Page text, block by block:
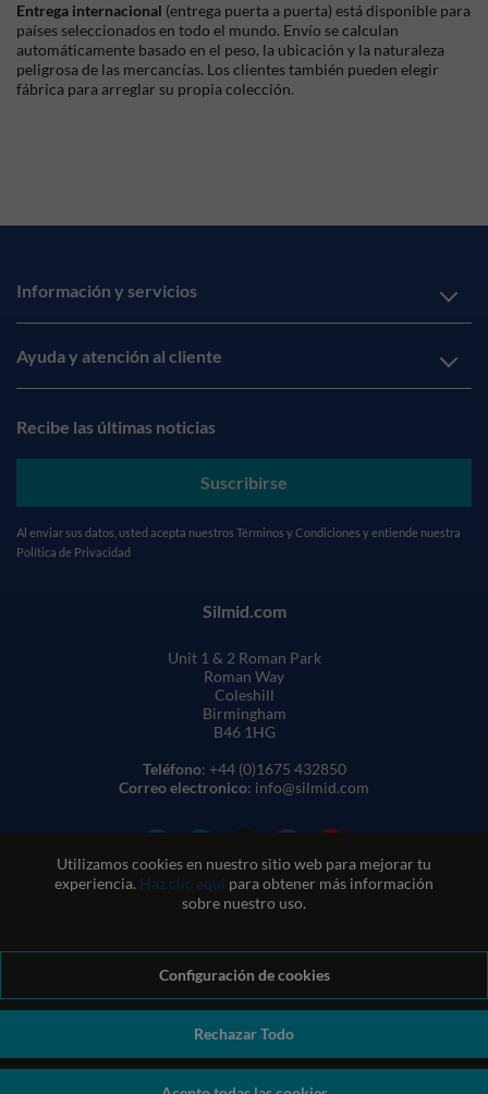
Utilizamos cookies en nuestro sitio web para mejorar tu
experiencia. Haz clic aquí para obtener más información
sobre nuestro uso.
Configuración de cookies
Rechazar Todo
Entrega internacional (entrega puerta a puerta) está disponible para
países seleccionados en todo el mundo. Envío se calculan
automáticamente basado en el peso, la ubicación y la naturaleza
peligrosa de las mercancías. Los clientes también pueden elegir
fábrica para arreglar su propia colección.
Información y servicios
Ayuda y atención al cliente
Recibe las últimas noticias
Suscribirse
Al enviar sus datos, usted acepta nuestros Términos y Condiciones y entiende nuestra
Política de Privacidad
Silmid.com
Unit 1 & 2 Roman Park
Roman Way
Coleshill
Birmingham
B46 1HG
Teléfono: +44 (0)1675 432850
Correo electronico: info@silmid.com
Condiciones generales de venta
Condiciones de uso del sitio web
Política de privacidad y cookies
Política de calidad
Política medioambiental
Política REACH
Declaración sobre la esclavitud moderna